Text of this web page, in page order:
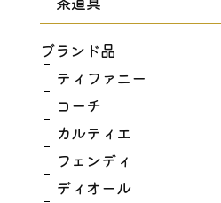
ブランド品
ティファニー
コーチ
カルティエ
フェンディ
ディオール